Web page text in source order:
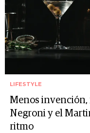
LIFESTYLE
Menos invención,
Negroni y el
ritmo